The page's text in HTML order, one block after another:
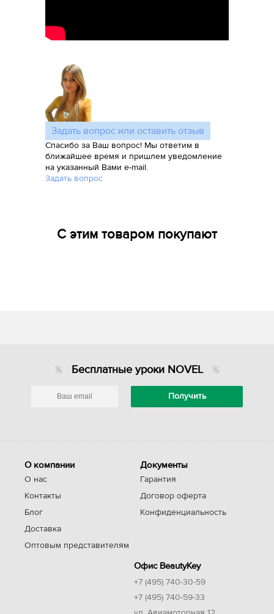
Задать вопрос или оставить отзыв
Спасибо за Ваш вопрос! Мы ответим в
ближайшее время и пришлем уведомление
на указанный Вами e-mail.
Задать вопрос
С этим товаром покупают
Бесплатные уроки NOVEL
О компании
О нас
Контакты
Блог
Доставка
Оптовым представителям
Документы
Гарантия
Договор оферта
Конфиденциальность
Офис BeautyKey
+7 (495) 740-30-59
+7 (495) 740-59-33